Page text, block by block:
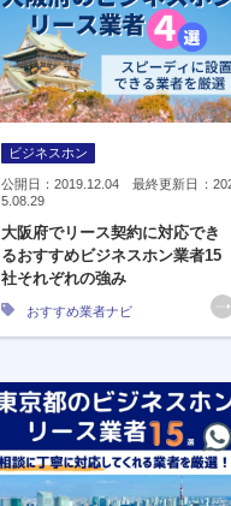
ビジネスホン
公開日：2019.12.04 最終更新日：
5.08.29
大阪府でリース契約に対応でき
るおすすめビジネスホン業者15
社それぞれの強み
おすすめ業者ナビ